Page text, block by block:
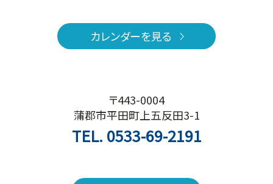
カレンダーを見る
〒443-0004
蒲郡市平田町上五反田3-1
TEL. 0533-69-2191